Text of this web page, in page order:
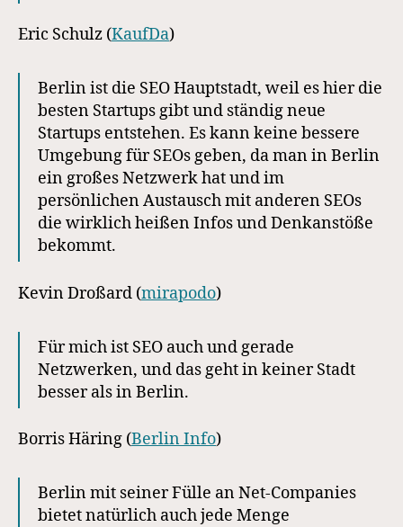
Eric Schulz (KaufDa)
Berlin ist die SEO Hauptstadt, weil es hier die
besten Startups gibt und ständig neue
Startups entstehen. Es kann keine bessere
Umgebung für SEOs geben, da man in Berlin
ein großes Netzwerk hat und im
persönlichen Austausch mit anderen SEOs
die wirklich heißen Infos und Denkanstöße
bekommt.
Kevin Droßard (mirapodo)
Für mich ist SEO auch und gerade
Netzwerken, und das geht in keiner Stadt
besser als in Berlin.
Borris Häring (Berlin Info)
Berlin mit seiner Fülle an Net-Companies
bietet natürlich auch jede Menge